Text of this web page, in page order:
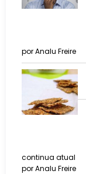
por Analu Freire
continua atual
por Analu Freire